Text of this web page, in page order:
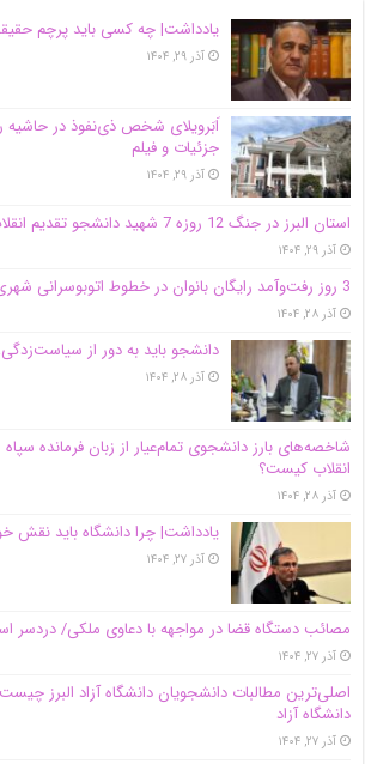
یادداشت| ‌چه کسی باید پرچم
آذر ۲۹, ۱۴۰۴
اَبَر‌ویلای شخص ذی‌نفوذ در
جزئیات و فیلم
آذر ۲۹, ۱۴۰۴
استان البرز در جنگ 12 روزه 7 شهید دانشجو تقدیم انقلاب کرد
آذر ۲۹, ۱۴۰۴
3 روز رفت‌وآمد رایگان بانوان در خطوط اتوبوسرانی شهری کرج
آذر ۲۸, ۱۴۰۴
دانشجو باید به دور از
آذر ۲۸, ۱۴۰۴
شاخصه‌های بارز دانشجوی تمام‌عیار از زبان فرمانده سپاه
انقلاب کیست؟
آذر ۲۸, ۱۴۰۴
یادداشت| چرا دانشگاه باید نقش
آذر ۲۷, ۱۴۰۴
مصائب دستگاه قضا در مواجهه با دعاوی ملکی/ دردسر
آذر ۲۷, ۱۴۰۴
اصلی‌ترین مطالبات دانشجویان دانشگاه آزاد البرز
دانشگاه آز‌اد
آذر ۲۷, ۱۴۰۴